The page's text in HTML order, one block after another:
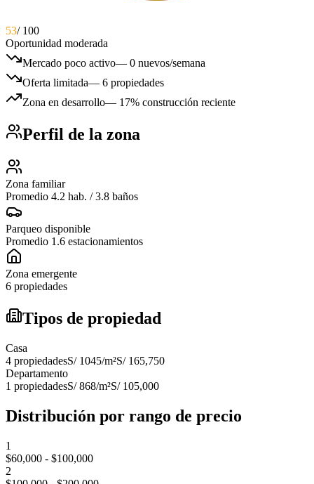
53/ 100
Oportunidad moderada
Mercado poco activo— 0 nuevos/semana
Oferta limitada— 6 propiedades
Zona en desarrollo— 17% construcción reciente
Perfil de la zona
Zona familiar
Promedio 4.2 hab. / 3.8 baños
Parqueo disponible
Promedio 1.6 estacionamientos
Zona emergente
6 propiedades
Tipos de propiedad
Casa
4 propiedadesS/ 1045/m²S/ 165,750
Departamento
1 propiedadesS/ 868/m²S/ 105,000
Distribución por rango de precio
1
$60,000 - $100,000
2